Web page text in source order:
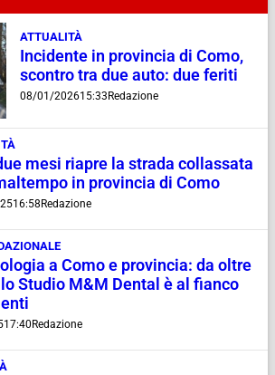
ATTUALITÀ
Incidente in provincia di Como,
scontro tra due auto: due feriti
08/01/202615:33Redazione
mesi riapre la strada collassata
in provincia di Como
16:58 Redazione
a Como e provincia: da oltre
Studio M&M Dental è al fianco
17:40 Redazione